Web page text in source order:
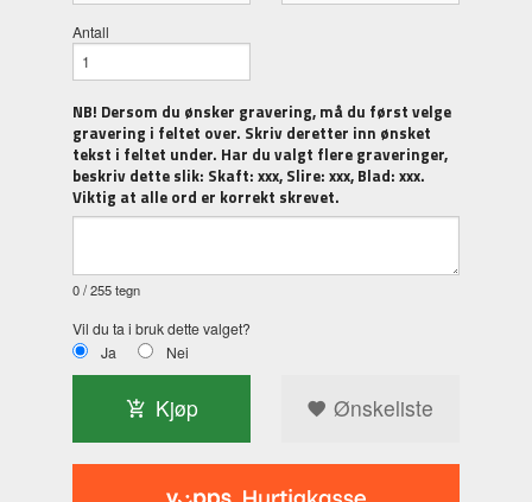
Antall
NB! Dersom du ønsker gravering, må du først velge
gravering i feltet over. Skriv deretter inn ønsket
tekst i feltet under. Har du valgt flere graveringer,
beskriv dette slik: Skaft: xxx, Slire: xxx, Blad: xxx.
Viktig at alle ord er korrekt skrevet.
0/ 255 tegn
Vil du ta i bruk dette valget?
Ja
Nei
Kjøp Ønskeliste